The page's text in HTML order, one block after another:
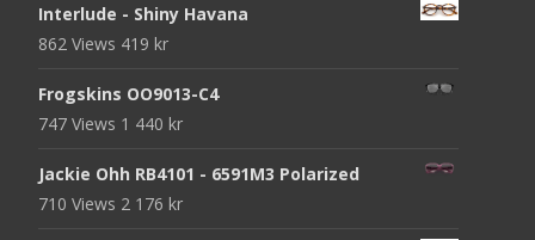
Interlude - Shiny Havana
862 Views 419 kr
Frogskins OO9013-C4
747 Views 1 440 kr
Jackie Ohh RB4101 - 6591M3 Polarized
710 Views 2 176 kr